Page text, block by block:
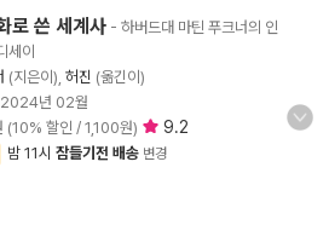
로 쓴 세계사 - 하버드대 마틴 푸크너의 인
세이
(지은이), 허진 (옮긴이)
2024년 02월
(10% 할인 / 1,100원) 9.2
밤 11시 잠들기전 배송 변경